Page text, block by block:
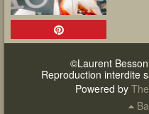
©Laurent
Reproduction interdite
Powered by